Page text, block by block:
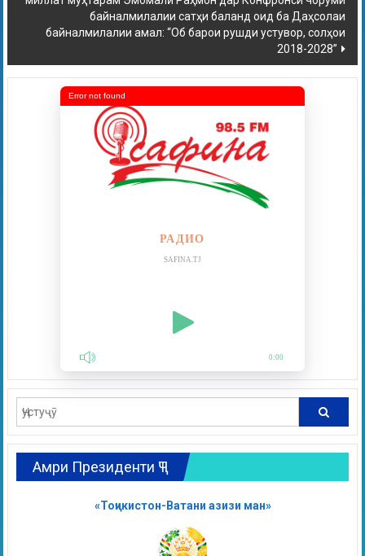
байналмилалии сатҳи баланд оид ба Даҳсолаи
байналмилалии амал: “Об барои рушди устувор, солҳои
2018-2028”
РАДИО
SAFINA.TJ
0:00
Error not found
Амри Президенти ҶТ
«Тоҷикистон-Ватани азизи ман»